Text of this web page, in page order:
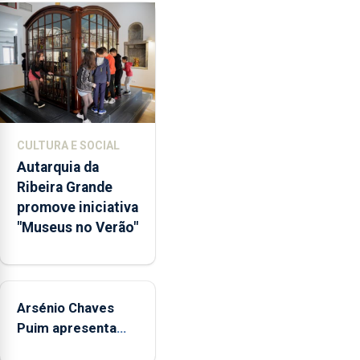
a
abertura
dos
museus
e
núcleos
integrados
na
Rede
Municipal
de
aos
durante
o
CULTURA E SOCIAL
Autarquia da
Ribeira Grande
promove iniciativa
"Museus no Verão"
Arsénio Chaves
Puim apresenta